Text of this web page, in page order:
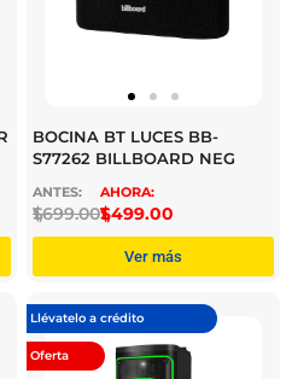
BOCINA BT LUCES BB-
S77262 BILLBOARD NEG
$
1,699.00$
1,499.00
Ver más
Llévatelo a crédito
Oferta